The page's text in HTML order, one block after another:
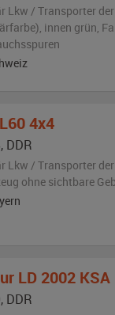
Lkw / Transporter
, innen grün,
L60 4x4
, DDR
Lkw / Transporter
ohne sichtbare
LD 2002 KSA
, DDR